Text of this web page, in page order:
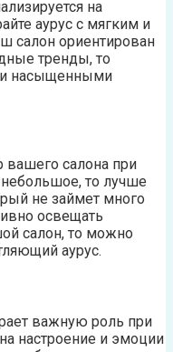
на
аурус с мягким и
салон ориентирован
тренды, то
и насыщенными
вашего салона при
то лучше
не займет много
освещать
салон, то можно
аурус.
важную роль при
настроение и эмоции